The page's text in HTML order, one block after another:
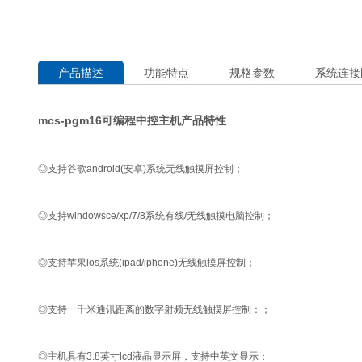
产品描述 功能特点 规格参数 系统连
mcs-pgm16可编程中控主机产品特性
◎支持谷歌android(安卓)系统无线触摸屏控制；
◎支持windowsce/xp/7/8系统有线/无线触摸电脑控制；
◎支持苹果los系统(ipad/iphone)无线触摸屏控制；
◎支持一千米通讯距离的数字射频无线触摸屏控制：；
◎主机具有3.8英寸lcd液晶显示屏，支持中英文显示；